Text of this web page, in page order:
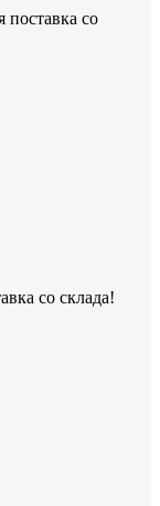
со
со склада!